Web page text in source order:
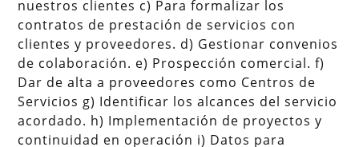
nuestros clientes c) Para formalizar los
contratos de prestación de servicios con
clientes y proveedores. d) Gestionar convenios
de colaboración. e) Prospección comercial. f)
Dar de alta a proveedores como Centros de
Servicios g) Identificar los alcances del servicio
acordado. h) Implementación de proyectos y
continuidad en operación i) Datos para